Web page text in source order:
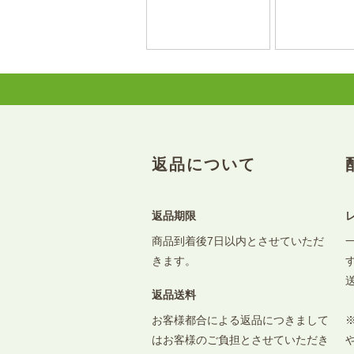
返品について
返品期限
商品到着後7日以内とさせていただ
きます。
返品送料
お客様都合による返品につきまして
はお客様のご負担とさせていただき